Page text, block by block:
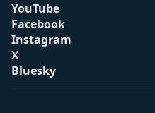
YouTube
Facebook
Instagram
X
Bluesky